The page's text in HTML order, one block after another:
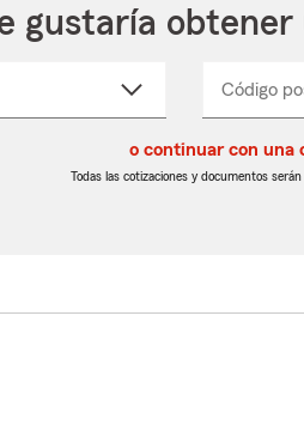
gustaría
Código
_____
o continuar con una
Todas las cotizaciones y documentos